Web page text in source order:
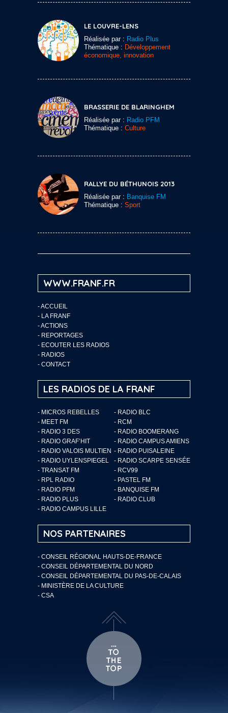
LE LOUVRE-LENS
Réalisée par : Radio Plus
Thématique : Développement
économique, innovation
BRASSERIE DE BLARINGHEM
Réalisée par : Radio PFM
Thématique : Culture
RALLYE DU BÉTHUNOIS 2013
Réalisée par : Banquise FM
Thématique : Sport
WWW.FRANF.FR
-ACCUEIL
- LA FRANF
-ACTIONS
- REPORTAGES
- ECOUTER LES RADIOS
- RADIOS
- CONTACT
LES RADIOS DE LA FRANF
- MICROS REBELLES
- RADIO BLC
- MEET FM
- RCM
- RADIO 3 DES
- RADIO BOOMERANG
- RADIO GRAF’HIT
- RADIO CAMPUS AMIENS
- RADIO VALOIS MULTIEN - RADIO PUISALEINE
- RADIO UYLENSPIEGEL
- RADIO SCARPE SENSÉE
- TRANSAT FM
- RCV99
- RPL RADIO
- PASTEL FM
- RADIO PFM
- BANQUISE FM
- RADIO PLUS
- RADIO CLUB
- RADIO CAMPUS LILLE
NOS PARTENAIRES
- CONSEIL RÉGIONAL HAUTS-DE-FRANCE
- CONSEIL DÉPARTEMENTAL DU NORD
- CONSEIL DÉPARTEMENTAL DU PAS-DE-CALAIS
- MINISTÈRE DE LA CULTURE
- CSA